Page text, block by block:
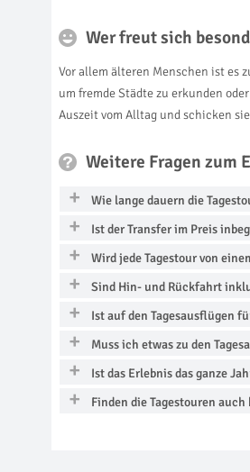
Wer freut sich
Vor allem älteren Menschen ist es
um fremde Städte zu erkunden
Auszeit vom Alltag und schicken
Weitere Fragen zum
Wie lange dauern die
Ist der Transfer im Preis
Wird jede Tagestour von
Sind Hin- und Rückfahrt
Ist auf den Tagesausflügen
Muss ich etwas zu den
Ist das Erlebnis das ganze
Finden die Tagestouren